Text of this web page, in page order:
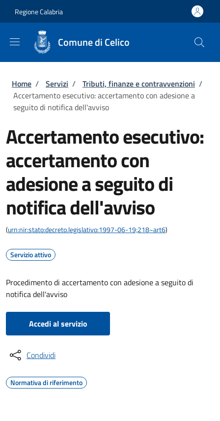
Regione Calabria
Comune di Celico
Briciole di pane
Home / Servizi / Tributi, finanze e contravvenzioni /
Accertamento esecutivo: accertamento con adesione a
seguito di notifica dell'avviso
Accertamento esecutivo:
accertamento con
adesione a seguito di
notifica dell'avviso
(urn:nir:stato:decreto.legislativo:1997-06-19;218~art6)
Servizio attivo
Procedimento di accertamento con adesione a seguito di
notifica dell'avviso
Accedi al servizio
Condividi
Normativa di riferimento